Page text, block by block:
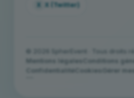
X X (Twitter)
© 2026 SpherEvent · Tous droits
Mentions légales
Conditions
Confidentialité Cookies Gérer